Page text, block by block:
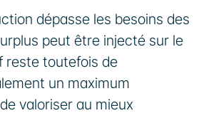
dépasse les besoins des
peut être injecté sur le
reste toutefois de
un maximum
valoriser au mieux